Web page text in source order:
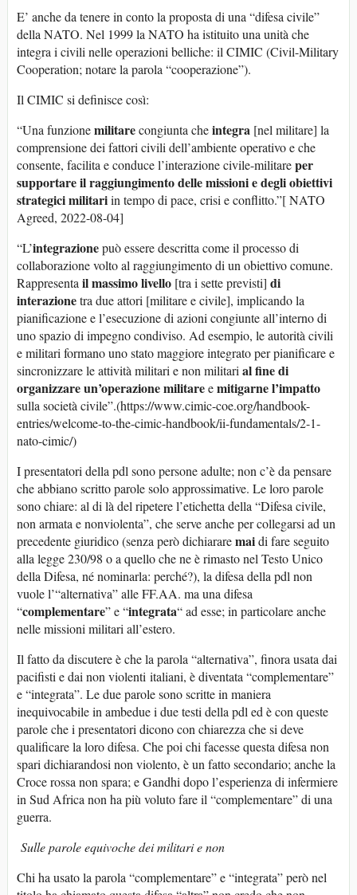
E’ anche da tenere in conto la proposta di una “difesa civile”
della NATO. Nel 1999 la NATO ha istituito una unità che
integra i civili nelle operazioni belliche: il CIMIC (Civil-Military
Cooperation; notare la parola “cooperazione”).
Il CIMIC si definisce così:
“Una funzionemilitarecongiunta cheintegra [nel militare] la
comprensione dei fattori civili dell’ambiente operativo e che
consente, facilita e conduce l’interazione civile-militareper
supportare il raggiungimento delle missioni e degli obiettivi
strategici militariin tempo di pace, crisi e conflitto.”[ NATO
Agreed, 2022-08-04]
“L’integrazionepuò essere descritta come il processo di
collaborazione volto al raggiungimento di un obiettivo comune.
Rappresentail massimo livello [tra i sette previsti] di
interazionetra due attori [militare e civile], implicando la
pianificazione e l’esecuzione di azioni congiunte all’interno di
uno spazio di impegno condiviso. Ad esempio, le autorità civili
e militari formano uno stato maggiore integrato per pianificare e
sincronizzare le attività militari e non militarial fine di
organizzare un’operazione militareemitigarne l’impatto
sulla società civile”.(https://www.cimic-coe.org/handbook-
entries/welcome-to-the-cimic-handbook/ii-fundamentals/2-1-
nato-cimic/)
I presentatori della pdl sono persone adulte; non c’è da pensare
che abbiano scritto parole solo approssimative. Le loro parole
sono chiare: al di là del ripetere l’etichetta della “Difesa civile,
non armata e nonviolenta”, che serve anche per collegarsi ad un
precedente giuridico (senza però dichiararemaidi fare seguito
alla legge 230/98 o a quello che ne è rimasto nel Testo Unico
della Difesa, né nominarla: perché?), la difesa della pdl non
vuole l’“alternativa” alle FF.AA. ma una difesa
“complementare” e “integrata“ ad esse; in particolare anche
nelle missioni militari all’estero.
Il fatto da discutere è che la parola “alternativa”, finora usata dai
pacifisti e dai non violenti italiani, è diventata “complementare”
e “integrata”. Le due parole sono scritte in maniera
inequivocabile in ambedue i due testi della pdl ed è con queste
parole che i presentatori dicono con chiarezza che si deve
qualificare la loro difesa. Che poi chi facesse questa difesa non
spari dichiarandosi non violento, è un fatto secondario; anche la
Croce rossa non spara; e Gandhi dopo l’esperienza di infermiere
in Sud Africa non ha più voluto fare il “complementare” di una
guerra.
Sulle parole equivoche dei militari e non
Chi ha usato la parola “complementare” e “integrata” però nel